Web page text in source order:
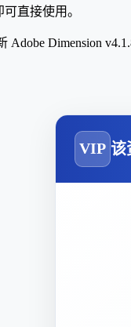
直接使用。
Adobe Dimension
VIP 该